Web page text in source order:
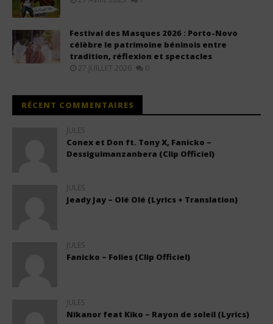
Festival des Masques 2026 : Porto-Novo
célèbre le patrimoine béninois entre
tradition, réflexion et spectacles
27 JUILLET 2026 0
RÉCENT COMMENTAIRES
JULES
Conex et Don ft. Tony X, Fanicko –
Dessiguimanzanbera (Clip Officiel)
JULES
Jeady Jay – Olé Olé (Lyrics + Translation)
JULES
Fanicko – Folies (Clip Officiel)
JULES
Nikanor feat Kiko – Rayon de soleil (Lyrics)